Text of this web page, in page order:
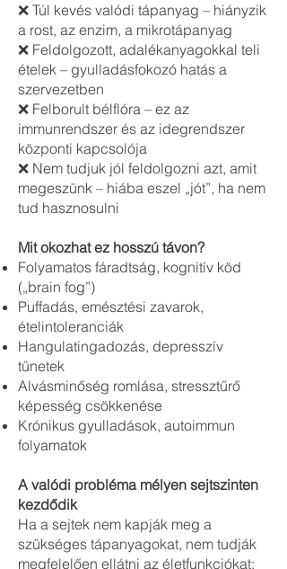
❌ Túl kevés valódi tápanyag – hiányzik
a rost, az enzim, a mikrotápanyag
❌ Feldolgozott, adalékanyagokkal teli
ételek – gyulladásfokozó hatás a
szervezetben
❌ Felborult bélflóra – ez az
immunrendszer és az idegrendszer
központi kapcsolója
❌ Nem tudjuk jól feldolgozni azt, amit
megeszünk – hiába eszel „jót”, ha nem
tud hasznosulni
Mit okozhat ez hosszú távon?
Folyamatos fáradtság, kognitív köd
(„brain fog”)
Puffadás, emésztési zavarok,
ételintoleranciák
Hangulatingadozás, depresszív
tünetek
Alvásminőség romlása, stressztűrő
képesség csökkenése
Krónikus gyulladások, autoimmun
folyamatok
A valódi probléma mélyen sejtszinten
kezdődik
Ha a sejtek nem kapják meg a
szükséges tápanyagokat, nem tudják
megfelelően ellátni az életfunkciókat: